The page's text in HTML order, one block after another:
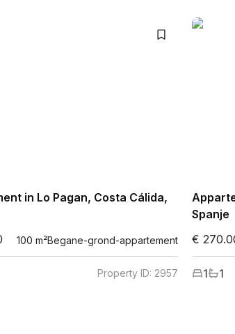
in Lo Pagan, Costa Cálida,
100 m²Begane-grond-appartement
Property ID: 2957
Spanje
€
1 1